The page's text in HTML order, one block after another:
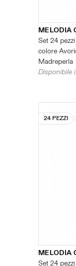
MELODIA
Set 24
colore
Madreperla
Disponibile
24 PEZZI
MELODIA
Set 24